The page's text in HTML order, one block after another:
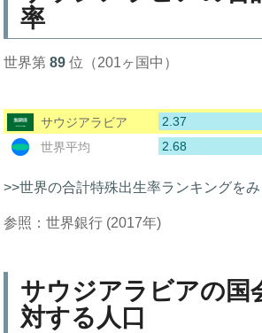
率
世界第89 位（201ヶ国中）
サウジアラビア
2.37
世界平均
2.68
>>世界の合計特殊出生率ランキングをみ
参照：世界銀行 (2017年)
サウジアラビアの国
対する人口